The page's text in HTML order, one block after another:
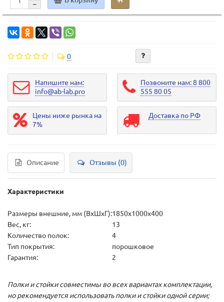
0
Напишите нам:
info@ab-lab.pro
Позвоните нам: 8 800
555 80 05
Цены ниже рынка на
7%
Доставка по РФ
Описание Отзывы (0)
Характеристики
Размеры внешние, мм (ВхШхГ):1850x1000x400
Вес, кг:
13
Количество полок:
4
Тип покрытия:
порошковое
Гарантия:
2
Полки и стойки совместимы во всех вариантах комплектации,
но рекомендуется использовать полки и стойки одной серии;